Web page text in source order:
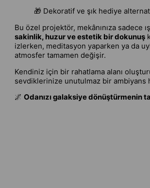
🎁 Dekoratif ve şık hediye
Bu özel projektör, mekânınıza sadece
sakinlik, huzur ve estetik bir dokunuş
izlerken, meditasyon yaparken ya da
atmosfer tamamen değişir.
Kendiniz için bir rahatlama alanı
sevdiklerinize unutulmaz bir ambiyans
🌌 Odanızı galaksiye dönüştürmenin